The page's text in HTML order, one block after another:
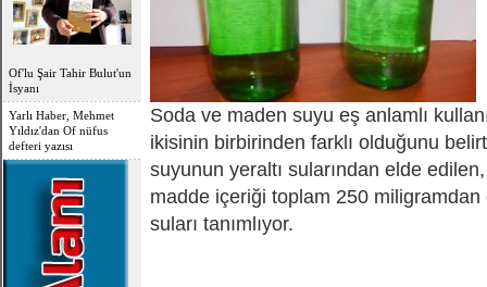
Of'lu Şair Tahir Bulut'un
İsyanı
Yarlı Haber, Mehmet
Yıldız'dan Of nüfus
defteri yazısı
Soda ve maden suyu eş anlamlı
ikisinin birbirinden farklı olduğunu
suyunun yeraltı sularından elde
madde içeriği toplam 250
suları tanımlıyor.